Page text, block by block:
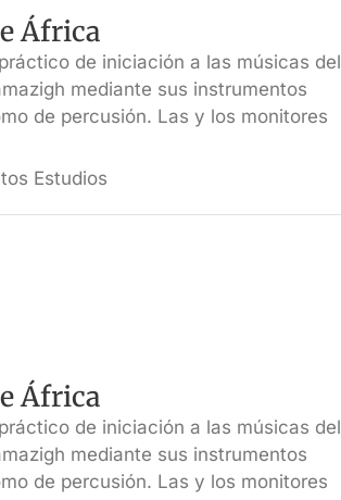
África
de iniciación a las músicas del
mediante sus instrumentos
de percusión. Las y los monitores
Estudios
África
de iniciación a las músicas del
mediante sus instrumentos
de percusión. Las y los monitores